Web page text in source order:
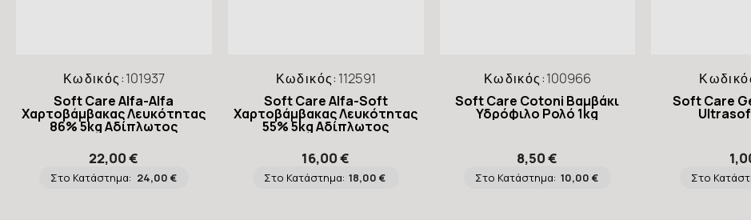
Κωδικός:101937
Soft Care Alfa-Alfa
Χαρτοβάμβακας Λευκότητας
86% 5kg Αδίπλωτος
22,00 €
Στο Κατάστημα: 24,00 €
Κωδικός: 112591
Soft Care Alfa-Soft
Χαρτοβάμβακας Λευκότητας
55% 5kg Αδίπλωτος
16,00 €
Στο Κατάστημα: 18,00 €
Κωδικός:100966
Soft Care Cotoni Βαμβάκι
Υδρόφιλο Ρολό 1kg
8,50 €
Στο Κατάστημα: 10,00 €
Soft Care
Στο